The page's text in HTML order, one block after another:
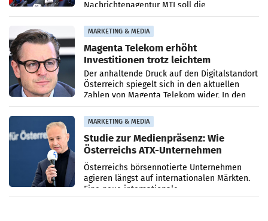
Nachrichtenagentur MTI soll die
systematische Nachrichten-Manipulation und
Zensur bei der Agentur während der Zeit
MARKETING & MEDIA
Magenta Telekom erhöht
Investitionen trotz leichtem
Umsatzrückgang
Der anhaltende Druck auf den Digitalstandort
Österreich spiegelt sich in den aktuellen
Zahlen von Magenta Telekom wider. In den
ersten sechs Monaten des laufenden Jahres
verzeichnete
MARKETING & MEDIA
Studie zur Medienpräsenz: Wie
Österreichs ATX-Unternehmen
international wahrgenommen
werden
Österreichs börsennotierte Unternehmen
agieren längst auf internationalen Märkten.
Eine neue internationale
Medienresonanzanalyse untersucht die